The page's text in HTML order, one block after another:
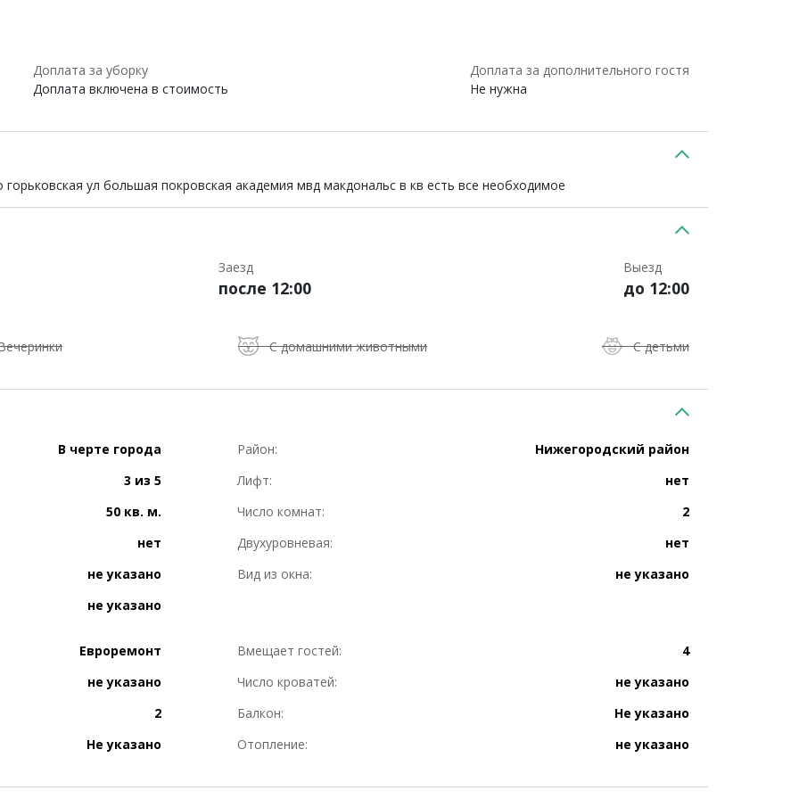
Доплата за уборку
Доплата включена в стоимость
Доплата за дополнительного гостя
Не нужна
ул большая покровская академия мвд макдональс в кв есть все необходимое
Заезд
после 12:00
Выезд
до 12:00
С домашними животными С детьми
В черте города Район:
Нижегородский район
3 из 5
Лифт:
нет
50 кв. м.
Число комнат:
2
нет
Двухуровневая:
нет
не указано
Вид из окна:
не указано
не указано
Евроремонт Вмещает гостей:
4
не указано
Число кроватей:
не указано
2
Балкон:
Не указано
Не указано
Отопление: не указано